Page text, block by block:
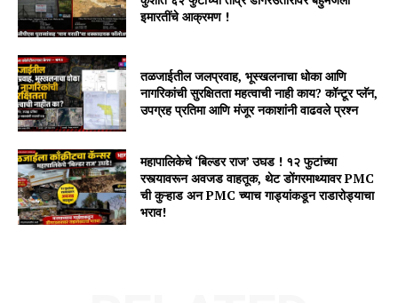
इमारतींचे आक्रमण !
तळजाईतील जलप्रवाह, भूस्खलनाचा धोका आणि
नागरिकांची सुरक्षितता महत्वाची नाही काय? कॉन्टूर प्लॅन,
उपग्रह प्रतिमा आणि मंजूर नकाशांनी वाढवले प्रश्न
महापालिकेचे ‘बिल्डर राज’ उघड ! १२ फुटांच्या
रस्त्यावरून अवजड वाहतूक, थेट डोंगरमाथ्यावर PMC
ची कुऱ्हाड अन PMC च्याच गाड्यांकडून राडारोड्याचा
भराव!